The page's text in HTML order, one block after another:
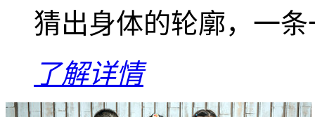
猜出身体的轮廓，一
了解详情